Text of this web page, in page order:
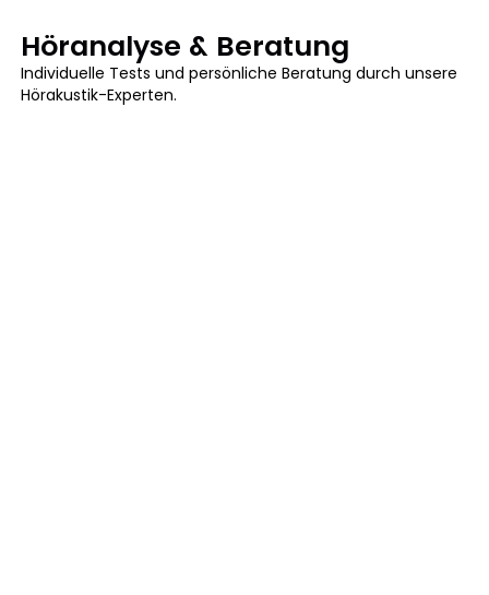
Höranalyse & Beratung
Individuelle Tests und persönliche Beratung durch unsere
Hörakustik-Experten.